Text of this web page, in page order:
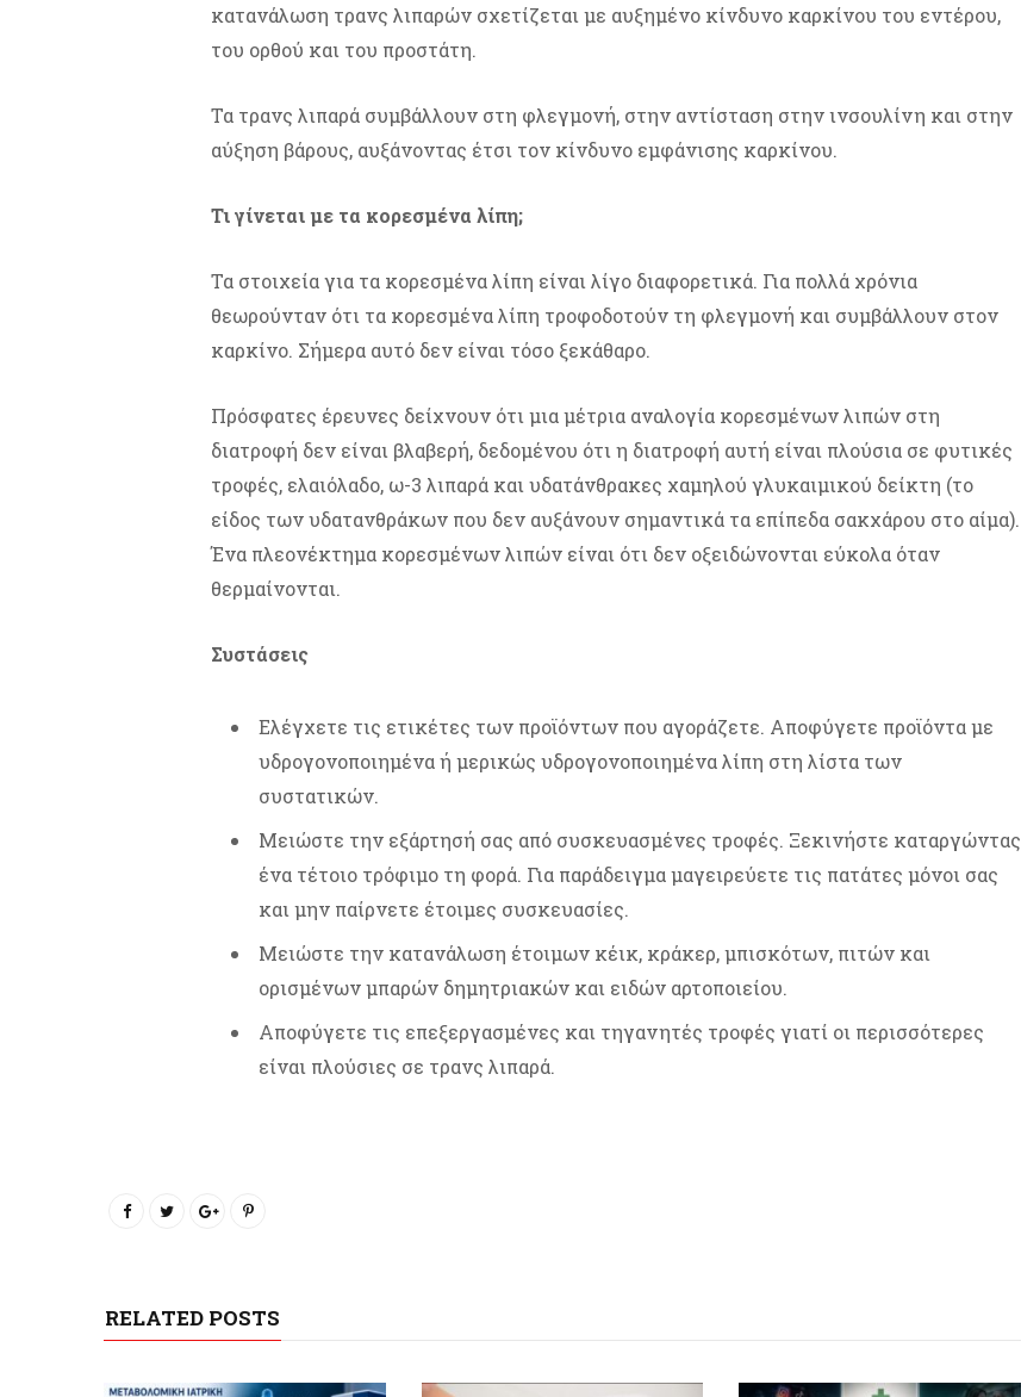
κατανάλωση τρανς λιπαρών σχετίζεται με αυξημένο κίνδυνο καρκίνου του εντέρου,
του ορθού και του προστάτη.
Τα τρανς λιπαρά συμβάλλουν στη φλεγμονή, στην αντίσταση στην ινσουλίνη και στην
αύξηση βάρους, αυξάνοντας έτσι τον κίνδυνο εμφάνισης καρκίνου.
Τι γίνεται με τα κορεσμένα λίπη;
Τα στοιχεία για τα κορεσμένα λίπη είναι λίγο διαφορετικά. Για πολλά χρόνια
θεωρούνταν ότι τα κορεσμένα λίπη τροφοδοτούν τη φλεγμονή και συμβάλλουν στον
καρκίνο. Σήμερα αυτό δεν είναι τόσο ξεκάθαρο.
Πρόσφατες έρευνες δείχνουν ότι μια μέτρια αναλογία κορεσμένων λιπών στη
διατροφή δεν είναι βλαβερή, δεδομένου ότι η διατροφή αυτή είναι πλούσια σε φυτικές
τροφές, ελαιόλαδο, ω-3 λιπαρά και υδατάνθρακες χαμηλού γλυκαιμικού δείκτη (το
είδος των υδατανθράκων που δεν αυξάνουν σημαντικά τα επίπεδα σακχάρου στο αίμα).
Ένα πλεονέκτημα κορεσμένων λιπών είναι ότι δεν οξειδώνονται εύκολα όταν
θερμαίνονται.
Συστάσεις
Ελέγχετε τις ετικέτες των προϊόντων που αγοράζετε. Αποφύγετε προϊόντα με
υδρογονοποιημένα ή μερικώς υδρογονοποιημένα λίπη στη λίστα των
συστατικών.
Μειώστε την εξάρτησή σας από συσκευασμένες τροφές. Ξεκινήστε καταργώντας
ένα τέτοιο τρόφιμο τη φορά. Για παράδειγμα μαγειρεύετε τις πατάτες μόνοι σας
και μην παίρνετε έτοιμες συσκευασίες.
Μειώστε την κατανάλωση έτοιμων κέικ, κράκερ, μπισκότων, πιτών και
ορισμένων μπαρών δημητριακών και ειδών αρτοποιείου.
Αποφύγετε τις επεξεργασμένες και τηγανητές τροφές γιατί οι περισσότερες
είναι πλούσιες σε τρανς λιπαρά.
RELATED POSTS